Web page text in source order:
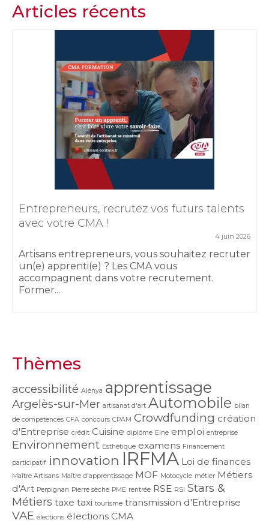
Articles récents
Entrepreneurs, recrutez vos futurs talents
avec votre CMA !
4 juin 2026
Artisans entrepreneurs, vous souhaitez recruter
un(e) apprenti(e) ? Les CMA vous
accompagnent dans votre recrutement.
Former...
Thèmes
accessibilité Alénya apprentissage
Argelès-sur-Mer artisanat d'art Automobile bilan
de compétences CFA concours CPAM Crowdfunding création
d'Entreprise crédit Cuisine diplôme Elne emploi entreprise
Environnement Esthétique examens Financement
participatif innovation IRFMA Loi de finances
Maître Artisans Maître d'apprentissage MOF Motocycle métier Métiers
d'Art Perpignan Pierre sèche PME rentrée RSE RSI Stars &
Métiers taxe taxi tourisme transmission d'Entreprise
VAE élections élections CMA